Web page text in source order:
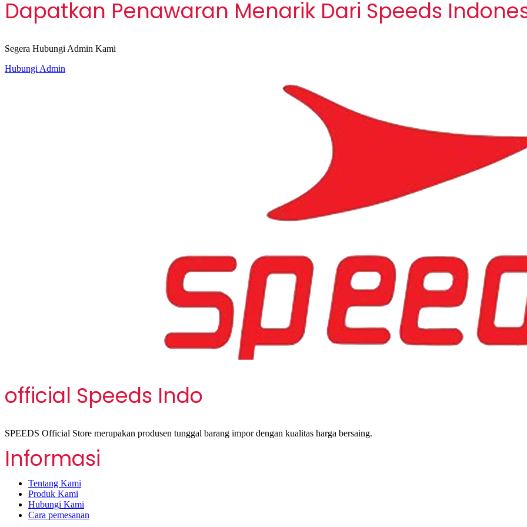
Dapatkan Penawaran Menarik Dari Speeds
Segera Hubungi Admin Kami
Hubungi Admin
official Speeds Indo
SPEEDS Official Store merupakan produsen tunggal barang impor dengan kualitas harga bersaing.
Informasi
Tentang Kami
Produk Kami
Hubungi Kami
Cara pemesanan